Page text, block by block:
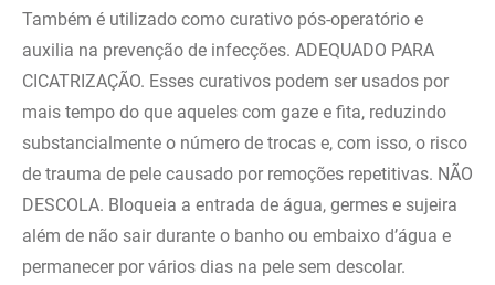
Também é utilizado como curativo pós-operatório e
auxilia na prevenção de infecções. ADEQUADO PARA
CICATRIZAÇÃO. Esses curativos podem ser usados por
mais tempo do que aqueles com gaze e fita, reduzindo
substancialmente o número de trocas e, com isso, o risco
de trauma de pele causado por remoções repetitivas. NÃO
DESCOLA. Bloqueia a entrada de água, germes e sujeira
além de não sair durante o banho ou embaixo d’água e
permanecer por vários dias na pele sem descolar.